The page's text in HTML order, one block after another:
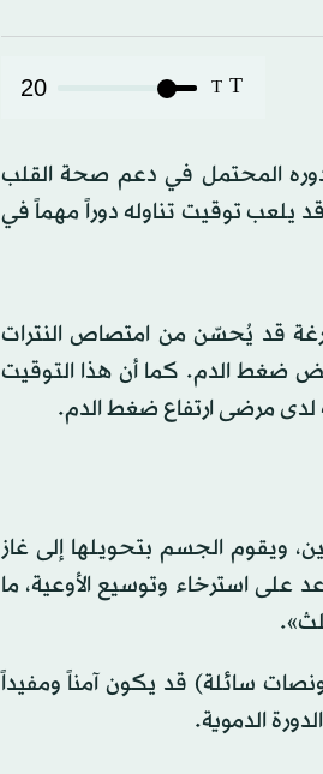
T
T
20
لدوره المحتمل في دعم صحة القلب
توقيت تناوله دوراً مهماً في
قد يُحسّن من امتصاص النترات
ضغط الدم. كما أن هذا التوقيت
لدى مرضى ارتفاع ضغط الدم.
ويقوم الجسم بتحويلها إلى غاز
استرخاء وتوسيع الأوعية، ما
الدراسات إلى أن تناول عصير الشمندر بجرعات تصل إلى 250 مليلتراً (ما يعادل 8 أونصات سائلة) قد يكون آمناً ومفيداً
الدموية.